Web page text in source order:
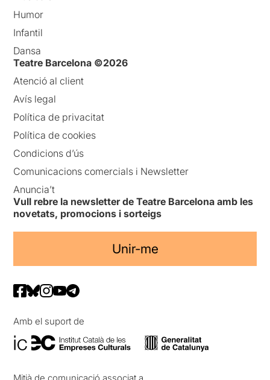
Humor
Infantil
Dansa
Teatre Barcelona ©2026
Atenció al client
Avís legal
Política de privacitat
Política de cookies
Condicions d’ús
Comunicacions comercials i Newsletter
Anuncia’t
Vull rebre la newsletter de Teatre Barcelona amb les
novetats, promocions i sorteigs
Unir-me
Amb el suport de